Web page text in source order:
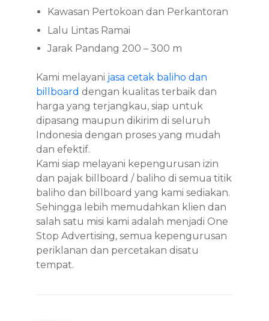
Kawasan Pertokoan dan Perkantoran
Lalu Lintas Ramai
Jarak Pandang 200 – 300 m
Kami melayani jasa cetak baliho dan
billboard dengan kualitas terbaik dan
harga yang terjangkau, siap untuk
dipasang maupun dikirim di seluruh
Indonesia dengan proses yang mudah
dan efektif.
Kami siap melayani kepengurusan izin
dan pajak billboard / baliho di semua titik
baliho dan billboard yang kami sediakan.
Sehingga lebih memudahkan klien dan
salah satu misi kami adalah menjadi One
Stop Advertising, semua kepengurusan
periklanan dan percetakan disatu
tempat.